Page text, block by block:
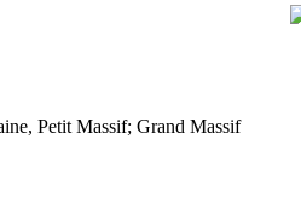
Petit Massif; Grand Massif